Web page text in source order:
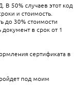
50% случаев этот код
и стоимость.
до 30% стоимости
в срок от 1
сертификата в
под моим